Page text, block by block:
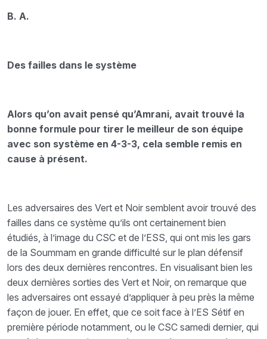
B. A.
Des failles dans le système
Alors qu’on avait pensé qu’Amrani, avait trouvé la
bonne formule pour tirer le meilleur de son équipe
avec son système en 4-3-3, cela semble remis en
cause à présent.
Les adversaires des Vert et Noir semblent avoir trouvé des
failles dans ce système qu’ils ont certainement bien
étudiés, à l’image du CSC et de l’ESS, qui ont mis les gars
de la Soummam en grande difficulté sur le plan défensif
lors des deux dernières rencontres. En visualisant bien les
deux dernières sorties des Vert et Noir, on remarque que
les adversaires ont essayé d’appliquer à peu près la même
façon de jouer. En effet, que ce soit face à l’ES Sétif en
première période notamment, ou le CSC samedi dernier, qui